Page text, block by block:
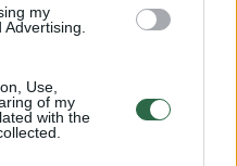
my
Use,
of my
with the
(„Norfa“)
Nr.
vidurinės
sparnelių